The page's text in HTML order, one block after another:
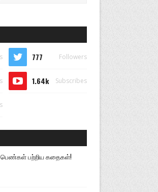
777 Followers
1.64k Subscribes
பற்றிய கதைகள்!